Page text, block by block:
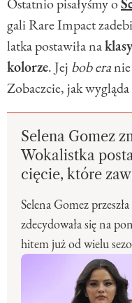
gali Rare Impact
latka postawiła na
kolorze. Jej bob era
Zobaczcie, jak wygląda
Selena Gomez
Wokalistka
cięcie, które
Selena Gomez
zdecydowała się na
hitem już od wielu